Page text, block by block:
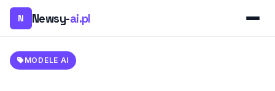
N Newsy-ai.pl
MODELE AI